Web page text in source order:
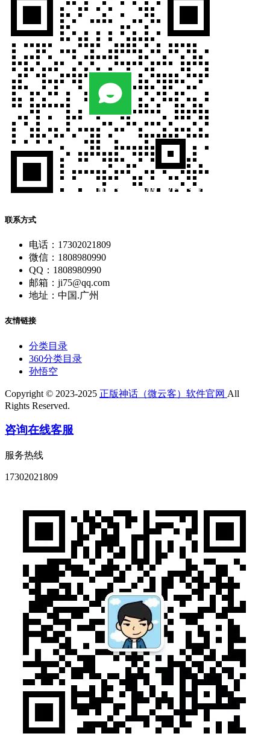
联系方式
电话：17302021809
微信：1808980990
QQ：1808980990
邮箱：ji75@qq.com
地址：中国.广州
友情链接
分类目录
360分类目录
孙悟空
Copyright © 2023-2025 正版神话（微云客）软件官网 All
Rights Reserved.
咨询在线客服
服务热线
17302021809